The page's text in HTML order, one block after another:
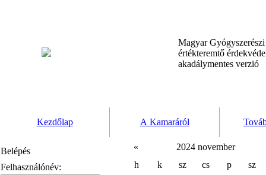
Magyar
értékteremtő
akadálymentes verzió
Kezdőlap A Kamaráról
Belépés
Felhasználónév:
«
2024 november
h
k sz cs p
sz